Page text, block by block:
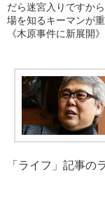
だら迷宮入りですか
場を知るキーマンが
《木原事件に新展開》
「ライフ」記事の